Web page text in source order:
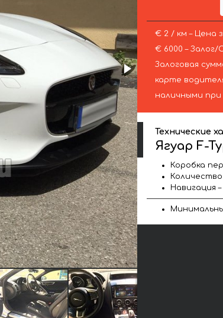
€ 2 / км – Цена
€ 6000 –
Залоговая
карте
наличными при
Технические
Ягуар F-
Коробка
Навигация